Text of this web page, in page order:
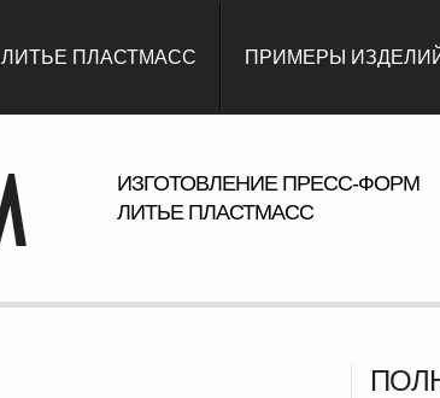
ЛИТЬЕ ПЛАСТМАСС ПРИМЕРЫ
ИЗГОТОВЛЕНИЕ ПРЕСС-ФОРМ
ЛИТЬЕ ПЛАСТМАСС